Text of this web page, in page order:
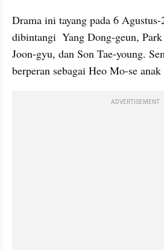
Drama ini tayang pada 6
dibintangi  Yang Dong-geun,
Joon-gyu, dan Son Tae-young.
berperan sebagai Heo Mo-se
ADVERTISEMENT